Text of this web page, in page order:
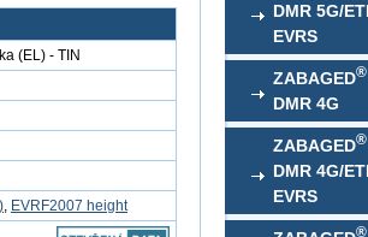
DMR 5G/
EVRS
ZABAGED®
DMR 4G
ZABAGED®
DMR 4G/
EVRS
®
(EL) - TIN
, EVRF2007 height